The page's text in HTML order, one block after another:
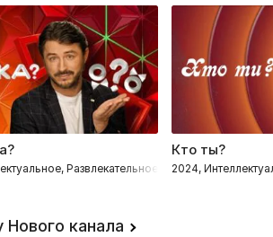
Развлекательное, Звёзды
Кто ты?
2024,
канала